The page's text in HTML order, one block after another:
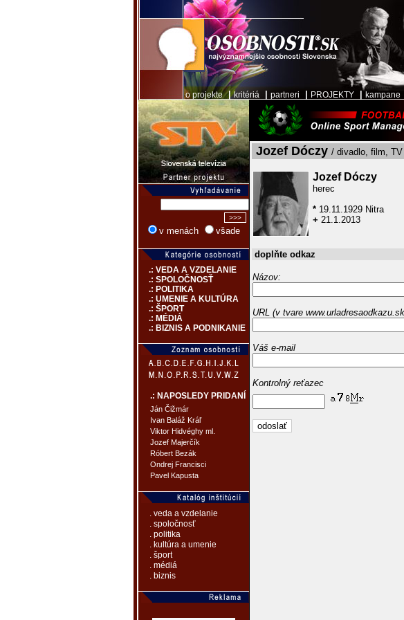
o projekte|kritériá partneri PROJEKTY kampane
v menách všade
.: VEDA A VZDELANIE
.: SPOLOČNOSŤ
.: POLITIKA
.: UMENIE A KULTÚRA
.: ŠPORT
.: MÉDIÁ
.: BIZNIS A PODNIKANIE
.: NAPOSLEDY PRIDANÍ
Ján Čižmár
Ivan Baláž Kráľ
Viktor Hidvéghy ml.
Jozef Majerčík
Róbert Bezák
Ondrej Francisci
Pavel Kapusta
. veda a vzdelanie
. spoločnosť
. politika
. kultúra a umenie
. šport
. médiá
. biznis
Jozef Dóczy / divadlo, film, TV
Jozef Dóczy
herec
* 19.11.1929 Nitra
+ 21.1.2013
doplňte odkaz
Názov:
URL (v tvare
Váš e-mail
Kontrolný reťazec